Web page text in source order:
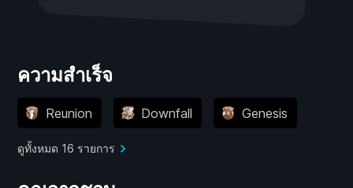
ความสำเร็จ
Reunion Downfall Genesis
ดูทั้งหมด 16 รายการ